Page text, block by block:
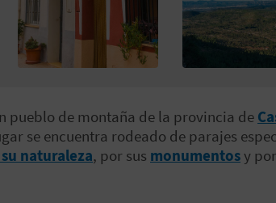
pueblo de montaña de la provincia de
se encuentra rodeado de parajes
naturaleza, por sus monumentosy